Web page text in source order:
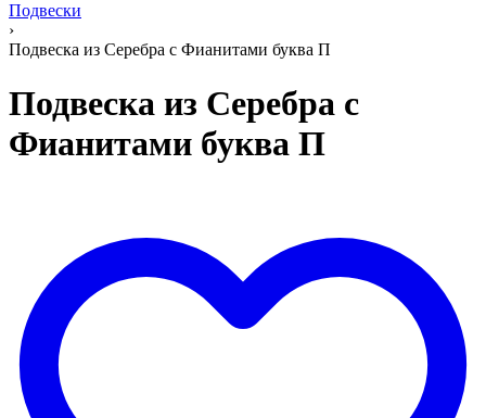
Подвески
›
Подвеска из Серебра с Фианитами буква П
Подвеска из Серебра с
Фианитами буква П